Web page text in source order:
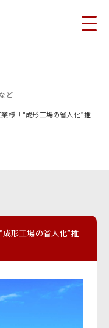
ど
業様「”成形工場の省人化”推
成形工場の省人化”推